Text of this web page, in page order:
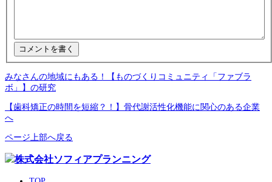
みなさんの地域にもある！【ものづくりコミュニティ「ファブラ
ボ」】の研究
【歯科矯正の時間を短縮？！】骨代謝活性化機能に関心のある企業
へ
ページ上部へ戻る